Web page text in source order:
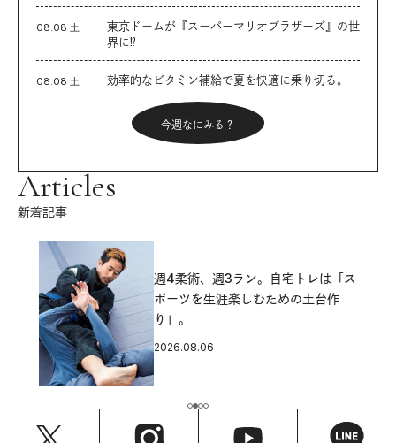
08.08 土
東京ドームが『スーパーマリオブラザーズ』の世
界に⁉︎
08.08 土 効率的なビタミン補給で夏を快適に乗り切る。
今週なにみる？
Articles
新着記事
週4柔術、週3ラン。自宅トレは「ス
ポーツを生涯楽しむための土台作
り」。
2026.08.06